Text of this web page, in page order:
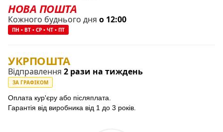
НОВА ПОШТА
Кожного буднього дня о 12:00
ПН • ВТ • СР • ЧТ • ПТ
УКРПОШТА
Відправлення 2 рази на тиждень
ЗА ГРАФІКОМ
Оплата кур'єру або післяплата.
Гарантія від виробника від 1 до 3 років.